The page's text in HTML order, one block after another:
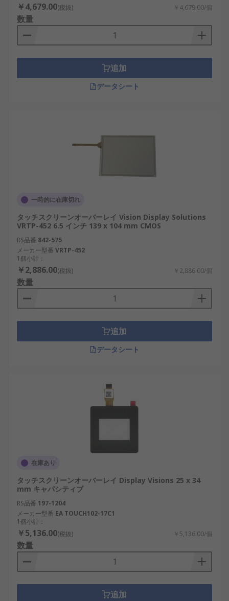
￥4,679.00(税抜) ￥4,679.00/個
数量
追加
データシート
一時的に在庫切れ
タッチスクリーンオーバーレイ Vision Display Solutions
VRTP-452 6.5 インチ 139 x 104 mm CMOS
RS品番 842-575
メーカー型番 VRTP-452
1個小計：
￥2,886.00(税抜) ￥2,886.00/個
数量
追加
データシート
在庫あり
タッチスクリーンオーバーレイ Display Visions 25 x 34
mm キャパシティブ
RS品番 197-1204
メーカー型番 EA TOUCH102-17C1
1個小計：
￥5,136.00(税抜) ￥5,136.00/個
数量
追加